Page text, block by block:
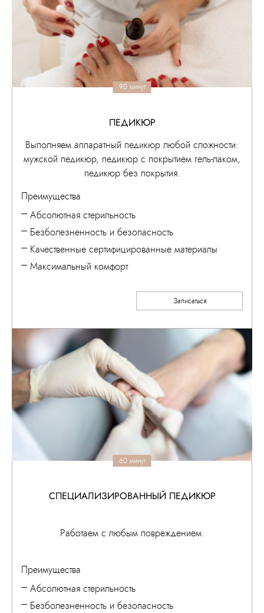
90 минут
ПЕДИКЮР
Выполняем аппаратный педикюр любой сложности:
мужской педикюр, педикюр с покрытием гель-лаком,
педикюр без покрытия.
Преимущества
Абсолютная стерильность
Безболезненность и безопасность
Качественные сертифицированные материалы
Максимальный комфорт
Записаться
60 минут
СПЕЦИАЛИЗИРОВАННЫЙ ПЕДИКЮР
Работаем с любым повреждением.
Преимущества
Абсолютная стерильность
Безболезненность и безопасность